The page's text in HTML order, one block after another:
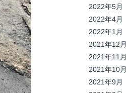
2022年5月
2022年4月
2022年1月
2021年12月
2021年11月
2021年10月
2021年9月